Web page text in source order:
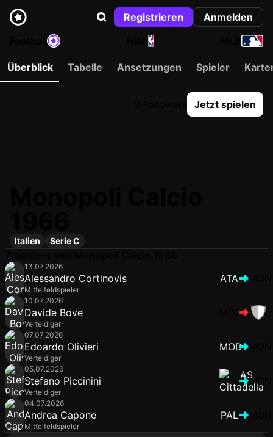
Registrieren
Anmelden
NBA
Überblick Tabelle Ansetzungen Spieler
Jetzt spielen
Italien Serie C
13.07.2026
Alessandro Cortinovis
Mittelfeldspieler
ATA
10.07.2026
Davide Bove
Verteidiger
MON
07.07.2026
Edoardo Olivieri
Verteidiger
MOD
05.07.2026
Stefano Piccinini
Verteidiger
MON
04.07.2026
Andrea Capone
Mittelfeldspieler
PAL